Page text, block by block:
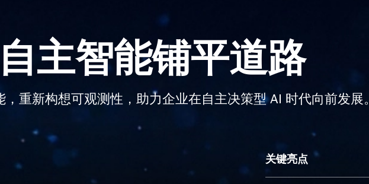
主智能铺平道路
重新构想可观测性，助力企业在自主决策型 AI 时代向前发展。
关键亮点